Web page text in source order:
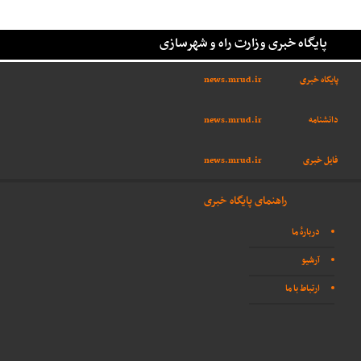
پایگاه خبری وزارت راه و شهرسازی
پایگاه خبری news.mrud.ir
دانشنامه
news.mrud.ir
فایل خبری news.mrud.ir
راهنمای پایگاه خبری
دربارهٔ ما
آرشیو
ارتباط با ما